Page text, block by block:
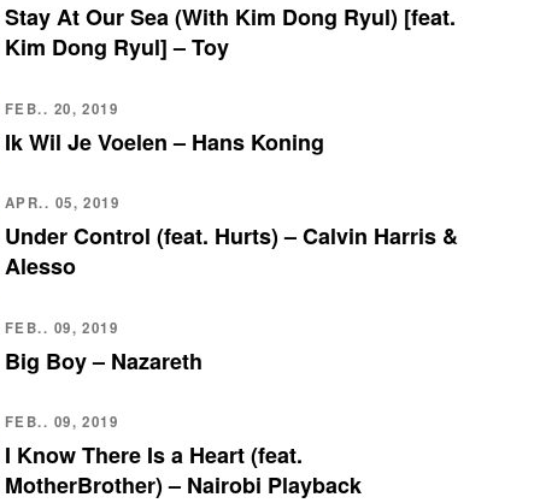
Stay At Our Sea (With Kim Dong Ryul) [feat.
Kim Dong Ryul] – Toy
FEB.. 20, 2019
Ik Wil Je Voelen – Hans Koning
APR.. 05, 2019
Under Control (feat. Hurts) – Calvin Harris &
Alesso
FEB.. 09, 2019
Big Boy – Nazareth
FEB.. 09, 2019
I Know There Is a Heart (feat.
MotherBrother) – Nairobi Playback